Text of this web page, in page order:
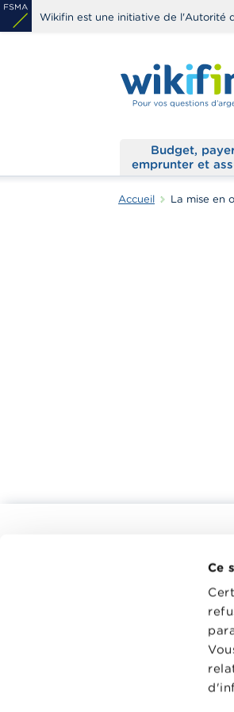
Ce
Aller
au
Wikifin est une initiative de l'Autorité
Budget,
emprunter et
Accueil La mise en
Pension et préparation de la